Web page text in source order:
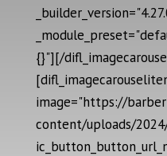
{}"][/
image="https://
content/uploads/